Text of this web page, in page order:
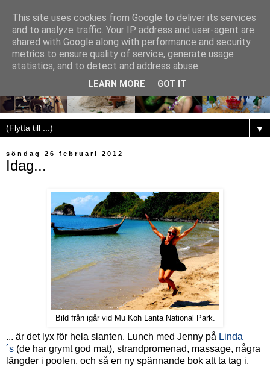
▼
söndag 26 februari 2012
Idag...
Bild från igår vid Mu Koh Lanta National Park.
... är det lyx för hela slanten. Lunch med Jenny på Linda
´s (de har grymt god mat), strandpromenad, massage, några
längder i poolen, och så en ny spännande bok att ta tag i.
This site uses cookies from Google to deliver its services
and to analyze traffic. Your IP address and user-agent are
shared with Google along with performance and security
metrics to ensure quality of service, generate usage
statistics, and to detect and address abuse.
LEARN MORE GOT IT